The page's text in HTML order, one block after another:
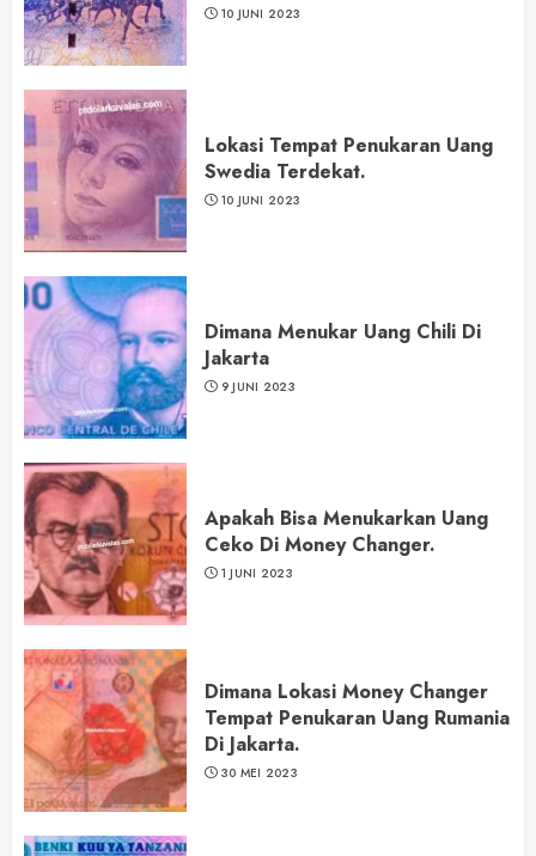
10 JUNI 2023
Lokasi Tempat Penukaran Uang
Swedia Terdekat.
10 JUNI 2023
Dimana Menukar Uang Chili Di
Jakarta
9 JUNI 2023
Apakah Bisa Menukarkan Uang
Ceko Di Money Changer.
1 JUNI 2023
Dimana Lokasi Money Changer
Tempat Penukaran Uang Rumania
Di Jakarta.
30 MEI 2023